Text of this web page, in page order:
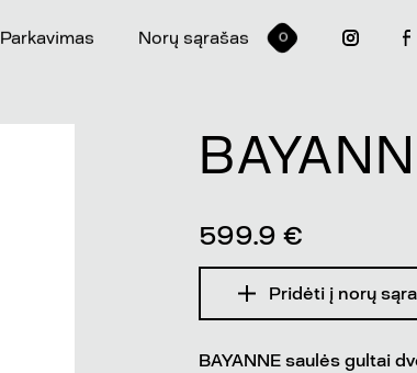
Parkavimas Norų sąrašas 0
599.9 €
Pridėti į norų
BAYANNE saulės gultai